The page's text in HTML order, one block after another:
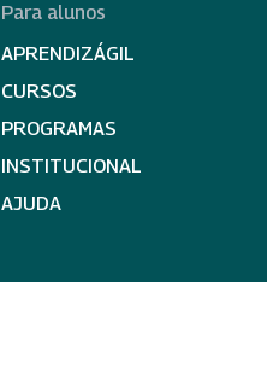
Para alunos
APRENDIZÁGIL
CURSOS
PROGRAMAS
INSTITUCIONAL
AJUDA